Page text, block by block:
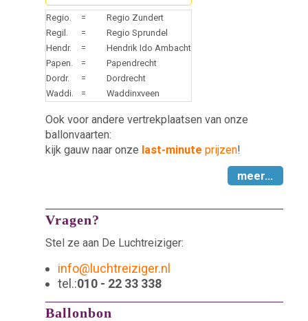
Regio. =
Regio Zundert
Regil.
=
Regio Sprundel
Hendr.
=
Hendrik Ido Ambacht
Papen.
=
Papendrecht
Dordr.
=
Dordrecht
Waddi.
= Waddinxveen
Ook voor andere vertrekplaatsen van onze
ballonvaarten:
kijk gauw naar onze last-minute prijzen!
meer...
Vragen?
Stel ze aan De Luchtreiziger:
info@luchtreiziger.nl
tel.:010 - 22 33 338
Ballonbon